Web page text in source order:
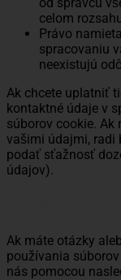
celom
Právo
spracovaniu
neexistujú
Ak chcete uplatniť
kontaktné údaje v
súborov cookie.
vašimi údajmi, radi
podať sťažnosť
údajov).
Ak máte otázky
používania
nás pomocou